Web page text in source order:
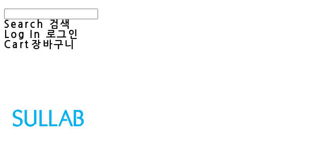
Search
검색
Log In
로그인
Cart 장바구니